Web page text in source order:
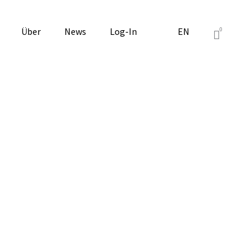
Über News Log-In EN